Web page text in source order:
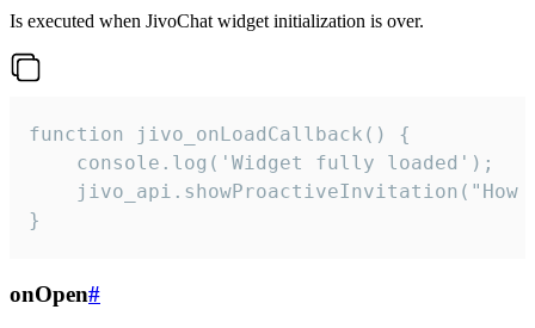
Is executed when JivoChat widget initialization is over.
function jivo_onLoadCallback() {
    console.log('Widget fully loaded');
jivo_api.showProactiveInvitation("How
}
onOpen#